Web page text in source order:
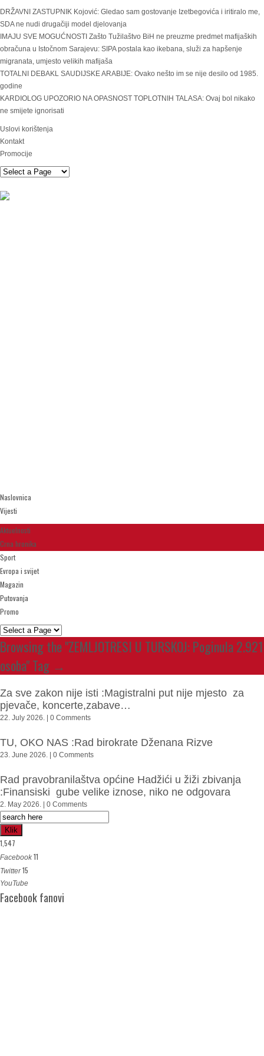
DRŽAVNI ZASTUPNIK Kojović: Gledao sam gostovanje Izetbegovića i iritiralo me,
SDA ne nudi drugačiji model djelovanja
IMAJU SVE MOGUĆNOSTI Zašto Tužilaštvo BiH ne preuzme predmet mafijaških
obračuna u Istočnom Sarajevu: SIPA postala kao ikebana, služi za hapšenje
migranata, umjesto velikih mafijaša
TOTALNI DEBAKL SAUDIJSKE ARABIJE: Ovako nešto im se nije desilo od 1985.
godine
KARDIOLOG UPOZORIO NA OPASNOST TOPLOTNIH TALASA: Ovaj bol nikako
ne smijete ignorisati
Uslovi korištenja
Kontakt
Promocije
Naslovnica
Vijesti
Aktuelnosti
Crna hronika
Sport
Evropa i svijet
Magazin
Putovanja
Promo
Browsing the "ZEMLJOTRESI U TURSKOJ: Poginula 2.921
osoba" Tag →
Za sve zakon nije isti :Magistralni put nije mjesto za
pjevače, koncerte,zabave…
22. July 2026. | 0 Comments
TU, OKO NAS :Rad birokrate Dženana Rizve
23. June 2026. | 0 Comments
Rad pravobranilaštva općine Hadžići u žiži zbivanja
:Finansiski gube velike iznose, niko ne odgovara
2. May 2026. | 0 Comments
Klik
1,547
Facebook 11
Twitter 15
YouTube
Facebook fanovi